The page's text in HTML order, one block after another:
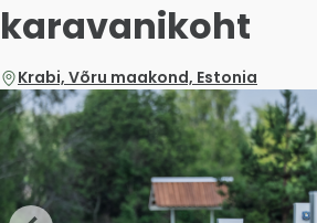
karavanikoht
Krabi, Võru maakond, Estonia